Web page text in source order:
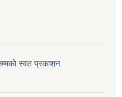
स्वत प्रकाशन